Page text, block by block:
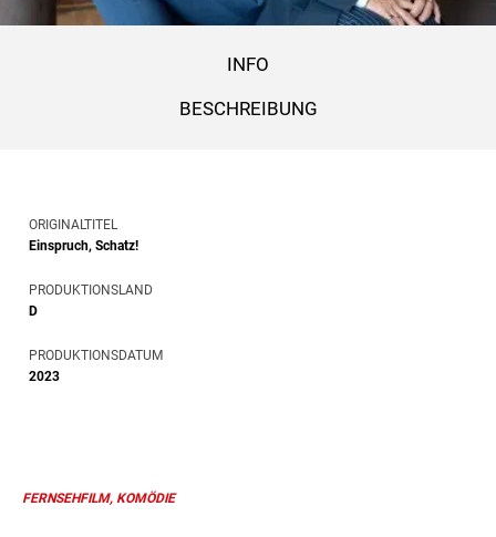
INFO
BESCHREIBUNG
ORIGINALTITEL
Einspruch, Schatz!
PRODUKTIONSLAND
D
PRODUKTIONSDATUM
2023
FERNSEHFILM, KOMÖDIE